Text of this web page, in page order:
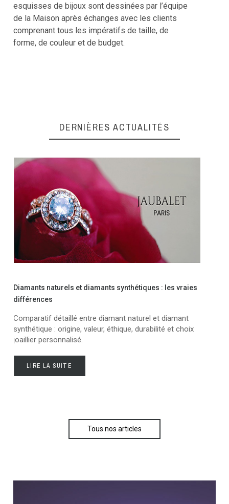
esquisses de bijoux sont dessinées par l’équipe
de la Maison après échanges avec les clients
comprenant tous les impératifs de taille, de
forme, de couleur et de budget.
DERNIÈRES ACTUALITÉS
Diamants naturels et diamants synthétiques : les vraies
différences
Comparatif détaillé entre diamant naturel et diamant
synthétique : origine, valeur, éthique, durabilité et choix
joaillier personnalisé.
LIRE LA SUITE
Tous nos articles